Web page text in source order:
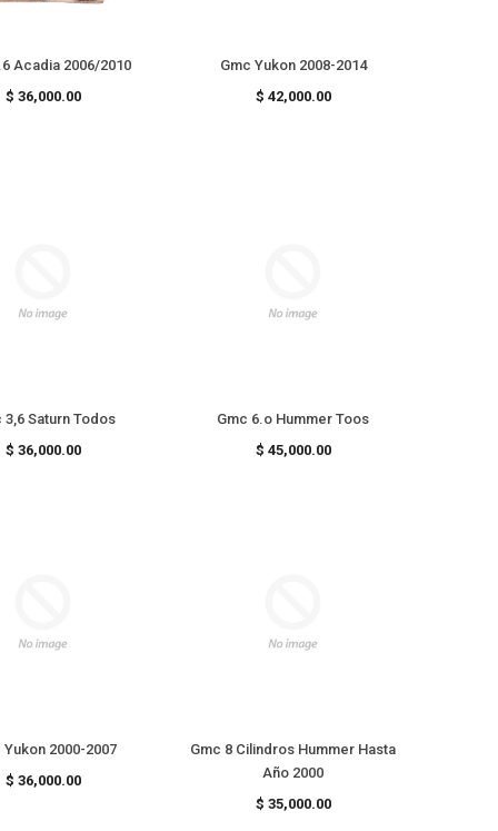
Acadia 2006/2010
Precio
$ 36,000.00
Gmc Yukon 2008-2014
Precio
$ 42,000.00
3,6 Saturn Todos
Precio
$ 36,000.00
Gmc 6.o Hummer Toos
Precio
$ 45,000.00
Gmc Yukon 2000-2007
Precio
$ 36,000.00
Gmc 8 Cilindros Hummer Hasta
Año 2000
Precio
$ 35,000.00